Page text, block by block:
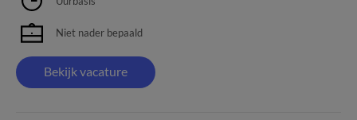
Niet nader bepaald
Bekijk vacature